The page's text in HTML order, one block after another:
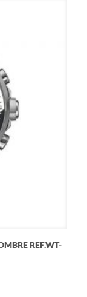
REF.WT-